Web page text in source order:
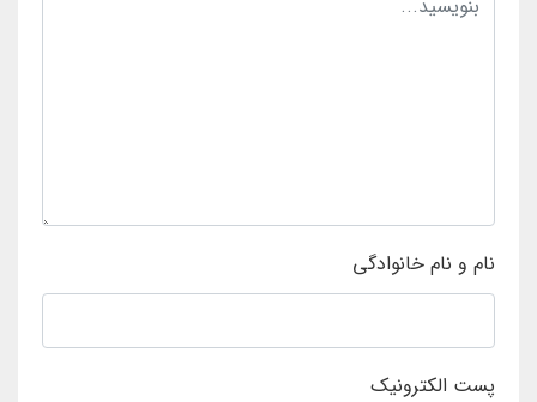
نام و نام خانوادگی
پست الکترونیک